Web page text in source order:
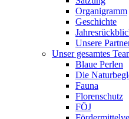
Organigramm
Geschichte
Unsere
Unser gesamtes
Blaue Perlen
Die
Fauna
Florenschutz
FÖJ